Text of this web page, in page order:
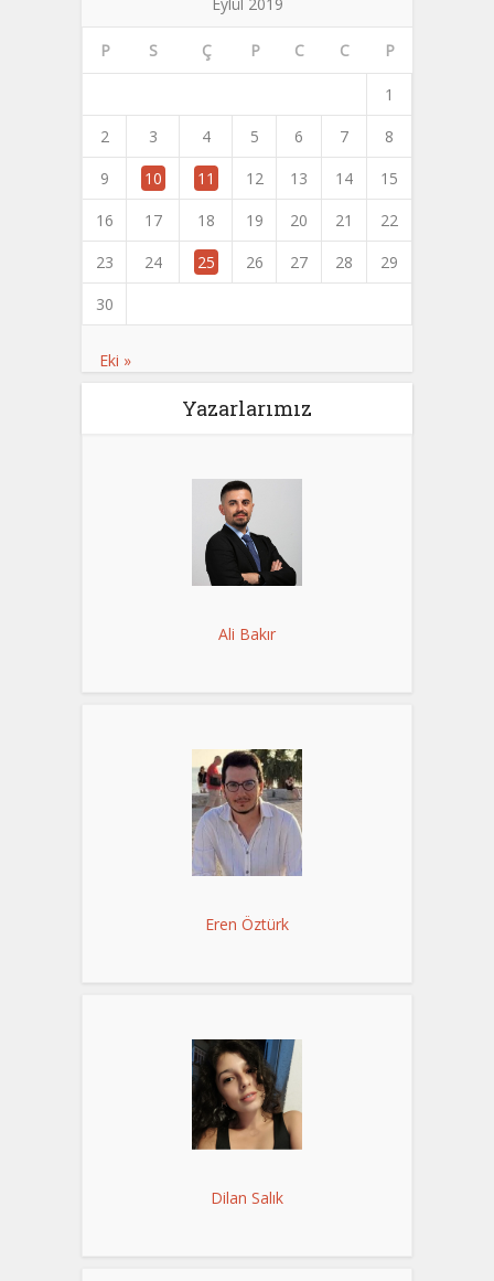
P S Ç P C C P
1
2
3 4 5 6 7
8
9
10 11 12 13 14
15
16
17 18 19 20 21
22
23
24 25 26 27 28
29
30
Eki »
Yazarlarımız
Ali Bakır
Eren Öztürk
Dilan Salık